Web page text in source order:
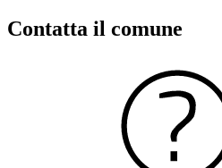
Contatta il comune